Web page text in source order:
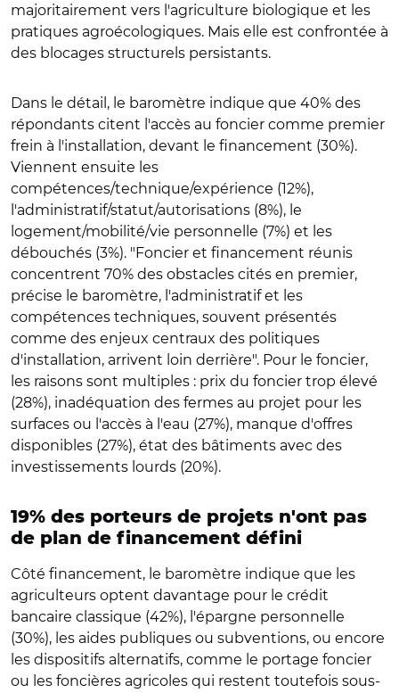
majoritairement vers l'agriculture biologique et les
pratiques agroécologiques. Mais elle est confrontée à
des blocages structurels persistants.
Dans le détail, le baromètre indique que 40% des
répondants citent l'accès au foncier comme premier
frein à l'installation, devant le financement (30%).
Viennent ensuite les
compétences/technique/expérience (12%),
l'administratif/statut/autorisations (8%), le
logement/mobilité/vie personnelle (7%) et les
débouchés (3%). "Foncier et financement réunis
concentrent 70% des obstacles cités en premier,
précise le baromètre, l'administratif et les
compétences techniques, souvent présentés
comme des enjeux centraux des politiques
d'installation, arrivent loin derrière". Pour le foncier,
les raisons sont multiples : prix du foncier trop élevé
(28%), inadéquation des fermes au projet pour les
surfaces ou l'accès à l'eau (27%), manque d'offres
disponibles (27%), état des bâtiments avec des
investissements lourds (20%).
19% des porteurs de projets n'ont pas
de plan de financement défini
Côté financement, le baromètre indique que les
agriculteurs optent davantage pour le crédit
bancaire classique (42%), l'épargne personnelle
(30%), les aides publiques ou subventions, ou encore
les dispositifs alternatifs, comme le portage foncier
ou les foncières agricoles qui restent toutefois sous-